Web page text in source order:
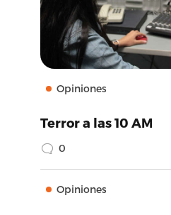
Opiniones
Terror a las 10 AM
0
Opiniones